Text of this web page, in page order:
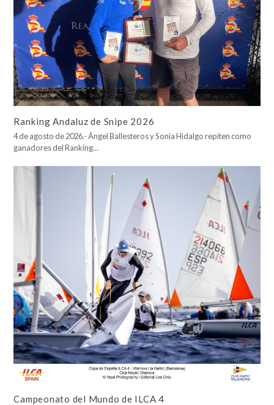
Ranking Andaluz de Snipe 2026
4 de agosto de 2026.- Ángel Ballesteros y Sonia Hidalgo repiten como
ganadores del Ranking…
Campeonato del Mundo de ILCA 4